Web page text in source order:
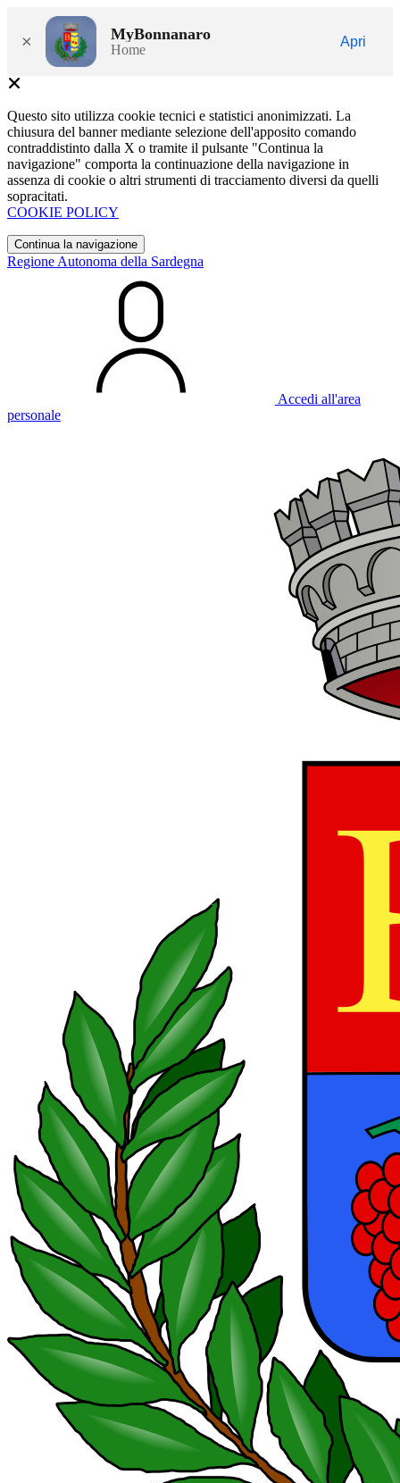
× MyBonnanaro
Home
Apri
Questo sito utilizza cookie tecnici e statistici anonimizzati. La
chiusura del banner mediante selezione dell'apposito comando
contraddistinto dalla X o tramite il pulsante "Continua la
navigazione" comporta la continuazione della navigazione in
assenza di cookie o altri strumenti di tracciamento diversi da quelli
sopracitati.
COOKIE POLICY
Continua la navigazione
Regione Autonoma della Sardegna
Accedi all'area
personale